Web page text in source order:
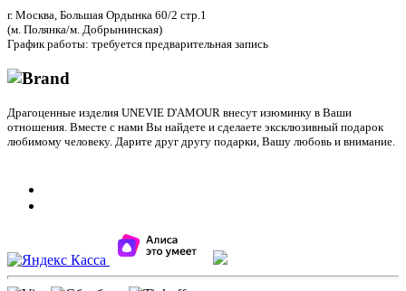
г. Москва, Большая Ордынка 60/2 стр.1
(м. Полянка/м. Добрынинская)
График работы: требуется предварительная запись
Драгоценные изделия UNEVIE D'AMOUR внесут изюминку в Ваши
отношения. Вместе с нами Вы найдете и сделаете эксклюзивный подарок
любимому человеку. Дарите друг другу подарки, Вашу любовь и внимание.